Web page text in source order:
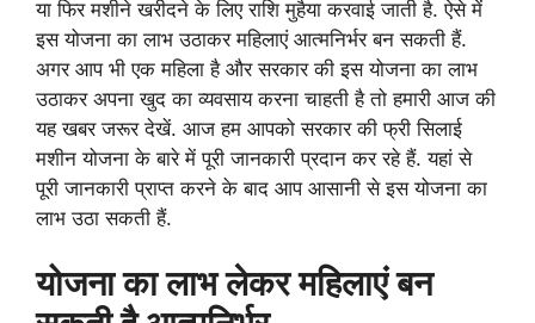
या फिर मशीने खरीदने के लिए राशि मुहैया करवाई जाती है. ऐसे में
इस योजना का लाभ उठाकर महिलाएं आत्मनिर्भर बन सकती हैं.
अगर आप भी एक महिला है और सरकार की इस योजना का लाभ
उठाकर अपना खुद का व्यवसाय करना चाहती है तो हमारी आज की
यह खबर जरूर देखें. आज हम आपको सरकार की फ्री सिलाई
मशीन योजना के बारे में पूरी जानकारी प्रदान कर रहे हैं. यहां से
पूरी जानकारी प्राप्त करने के बाद आप आसानी से इस योजना का
लाभ उठा सकती हैं.
योजना का लाभ लेकर महिलाएं बन